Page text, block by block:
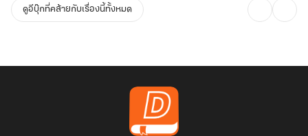
ดูอีบุ๊กที่คล้ายกับเรื่องนี้ทั้งหมด